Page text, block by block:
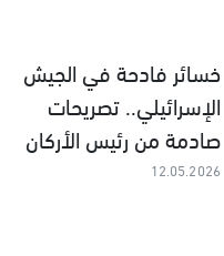
خسائر فادحة في الجيش
الإسرائيلي.. تصريحات
صادمة من رئيس الأركان
12.05.2026